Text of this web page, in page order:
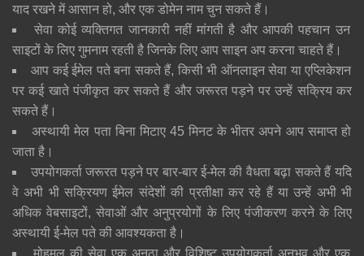
याद रखने में आसान हो, और एक डोमेन नाम चुन सकते हैं।
सेवा कोई व्यक्तिगत जानकारी नहीं मांगती है और आपकी पहचान उन
साइटों के लिए गुमनाम रहती है जिनके लिए आप साइन अप करना चाहते हैं।
आप कई ईमेल पते बना सकते हैं, किसी भी ऑनलाइन सेवा या एप्लिकेशन
पर कई खाते पंजीकृत कर सकते हैं और जरूरत पड़ने पर उन्हें सक्रिय कर
सकते हैं।
अस्थायी मेल पता बिना मिटाए 45 मिनट के भीतर अपने आप समाप्त हो
जाता है।
उपयोगकर्ता जरूरत पड़ने पर बार-बार ई-मेल की वैधता बढ़ा सकते हैं यदि
वे अभी भी सक्रियण ईमेल संदेशों की प्रतीक्षा कर रहे हैं या उन्हें अभी भी
अधिक वेबसाइटों, सेवाओं और अनुप्रयोगों के लिए पंजीकरण करने के लिए
अस्थायी ई-मेल पते की आवश्यकता है।
मोहमल की सेवा एक अनूठा और विशिष्ट उपयोगकर्ता अनुभव और एक